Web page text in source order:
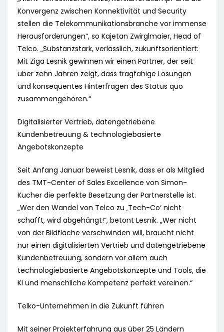
Konvergenz zwischen Konnektivität und Security
stellen die Telekommunikationsbranche vor immense
Herausforderungen“, so Kajetan Zwirglmaier, Head of
Telco. „Substanzstark, verlässlich, zukunftsorientiert:
Mit Ziga Lesnik gewinnen wir einen Partner, der seit
über zehn Jahren zeigt, dass tragfähige Lösungen
und konsequentes Hinterfragen des Status quo
zusammengehören.“
Digitalisierter Vertrieb, datengetriebene
Kundenbetreuung & technologiebasierte
Angebotskonzepte
Seit Anfang Januar beweist Lesnik, dass er als Mitglied
des TMT-Center of Sales Excellence von Simon-
Kucher die perfekte Besetzung der Partnerstelle ist.
„Wer den Wandel von Telco zu ‚Tech-Co‘ nicht
schafft, wird abgehängt!“, betont Lesnik. „Wer nicht
von der Bildfläche verschwinden will, braucht nicht
nur einen digitalisierten Vertrieb und datengetriebene
Kundenbetreuung, sondern vor allem auch
technologiebasierte Angebotskonzepte und Tools, die
KI und menschliche Kompetenz perfekt vereinen.“
Telko-Unternehmen in die Zukunft führen
Mit seiner Projekterfahrung aus über 25 Ländern